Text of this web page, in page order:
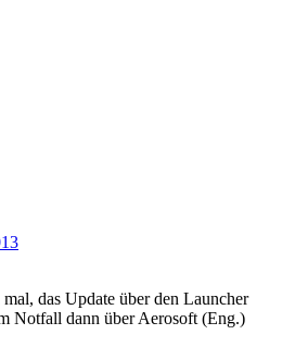
das Update über den Launcher
Notfall dann über Aerosoft (Eng.)